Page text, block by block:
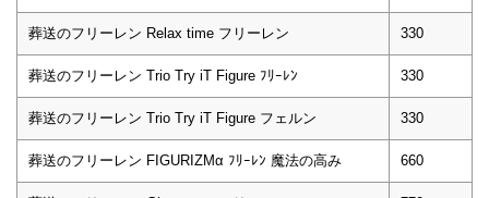
葬送のフリーレン Relax time フリーレン 330
葬送のフリーレン Trio Try iT Figure ﾌﾘｰﾚﾝ 330
葬送のフリーレン Trio Try iT Figure フェルン 330
葬送のフリーレン FIGURIZMα ﾌﾘｰﾚﾝ 魔法の高み 660